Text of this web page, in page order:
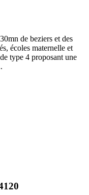
de beziers et des
écoles maternelle et
type 4 proposant une